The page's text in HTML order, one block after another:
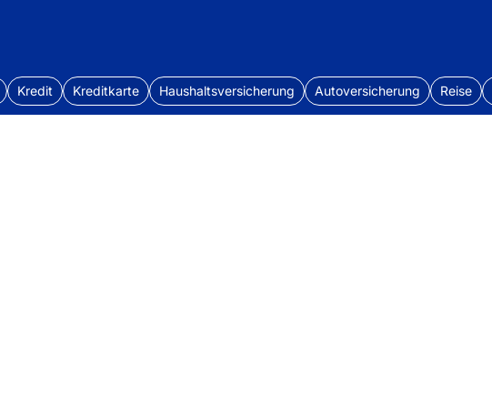
Kredit Kreditkarte Haushaltsversicherung Autoversicherung Reise